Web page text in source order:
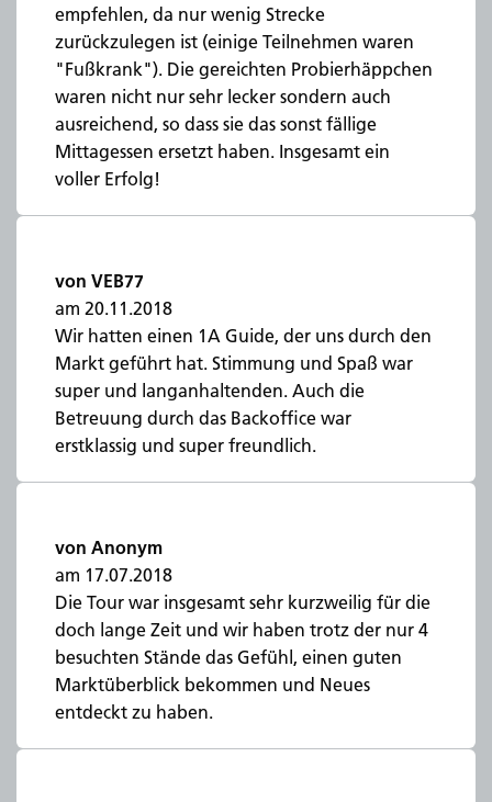
empfehlen, da nur wenig Strecke
zurückzulegen ist (einige Teilnehmen waren
"Fußkrank"). Die gereichten Probierhäppchen
waren nicht nur sehr lecker sondern auch
ausreichend, so dass sie das sonst fällige
Mittagessen ersetzt haben. Insgesamt ein
voller Erfolg!
von VEB77
am 20.11.2018
Wir hatten einen 1A Guide, der uns durch den
Markt geführt hat. Stimmung und Spaß war
super und langanhaltenden. Auch die
Betreuung durch das Backoffice war
erstklassig und super freundlich.
von Anonym
am 17.07.2018
Die Tour war insgesamt sehr kurzweilig für die
doch lange Zeit und wir haben trotz der nur 4
besuchten Stände das Gefühl, einen guten
Marktüberblick bekommen und Neues
entdeckt zu haben.